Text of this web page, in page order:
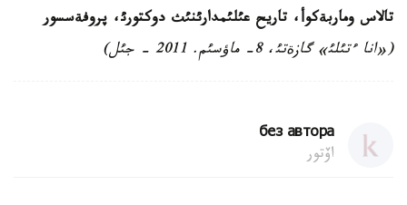
تالاس وماربةكوأ، تاريح عئلئمدارئنئث دوكتورئ، پروفةسسور
(«انا ءتئلئ» گازةتئ، 8- ماؤسئم. 2011 - جئل)
без автора
اۆتور